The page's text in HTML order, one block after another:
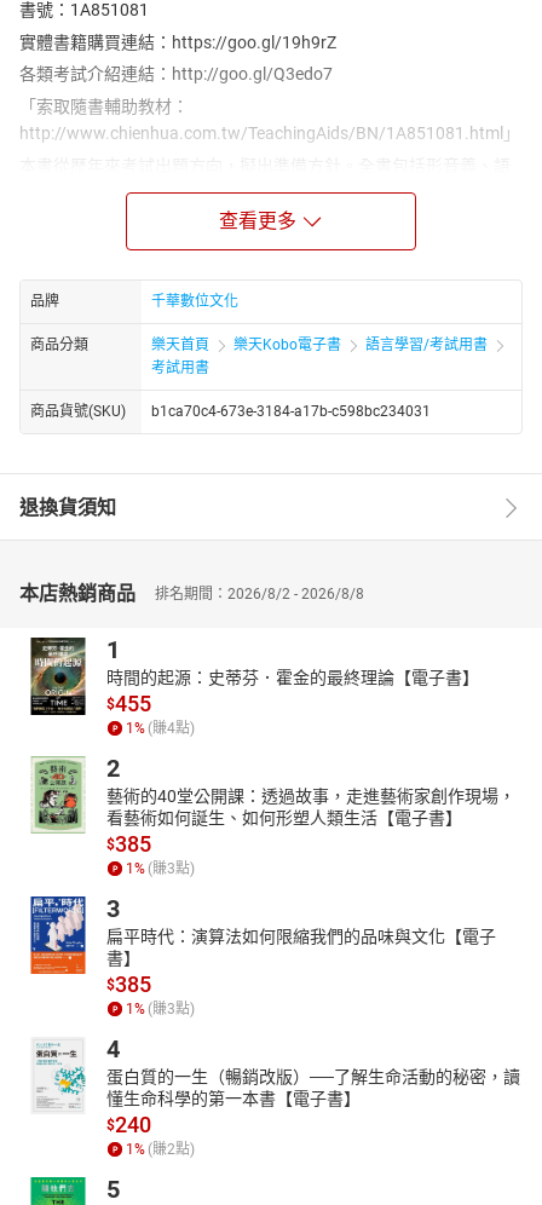
書號：1A851081
實體書籍購買連結：https://goo.gl/19h9rZ
各類考試介紹連結：http://goo.gl/Q3edo7
「索取隨書輔助教材：
http://www.chienhua.com.tw/TeachingAids/BN/1A851081.html」
義、修辭與文法、語文常識、國學常識、應用文與公文、韻文閱讀
及三十篇古文（因限於本書篇幅，收錄於電子書中，讀者可依需求
做為補充教材使用）等八個部分。盡可能以生活化的方式導入所有
觀察出題走向，可以注意到近年特別加強了文意的閱讀部分。韻文
的部分則多以閱測題組的方式呈現，隨讀隨測，可增加記憶，達到
儲備戰力的目的。而在散文方面，鑑於古文閱讀題型的大量增加，
為了讓考生能更精準的掌握文字的內涵，不再以節錄式的方式編
排，而是提供全文的閱讀。從先秦到清代的三十篇古文，原是教育
部審定的核心古文，其重要性自不在話下。而我們除了必要的注釋
用。
另外，因應複選題的考試題型，每一章節的後面加入了測驗考題。
握先機必能創造奇蹟！
◎七堂國文關鍵課程，掌握高分要訣
◎條理圖表分類，必考重點粗體凸顯
◎搶得必勝先機，近年試題考前演練
◎考點式整理／掌握命題委員出題思路
◎把關第一線／頻出度標示，提示準備重點
查看更多
品牌 千華數位文化
商品分類 樂天首頁 樂天Kobo電子書
語言學習/考試用書
考試用書
商品貨號(SKU) b1ca70c4-673e-3184-a17b-c598bc234031
退換貨須知
本店熱銷商品 排名期間：2026/8/2 - 2026/8/8
1
時間的起源：史蒂芬．霍金的最終理論【電子書】
$455
1 % (賺4點)
2
藝術的40堂公開課：透過故事，走進藝術家創作現場，
看藝術如何誕生、如何形塑人類生活【電子書】
$385
1 % (賺3點)
3
扁平時代：演算法如何限縮我們的品味與文化【電子
書】
$385
1 % (賺3點)
4
蛋白質的一生（暢銷改版）──了解生命活動的秘密，讀
懂生命科學的第一本書【電子書】
$240
1 % (賺2點)
5